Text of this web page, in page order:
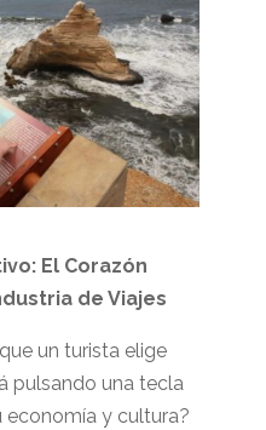
El Corazón
de Viajes
un turista elige
pulsando una tecla
economía y cultura?